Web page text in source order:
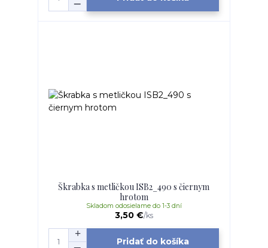
Škrabka s metličkou ISB2_490 s čiernym
hrotom
3,50 €/ks
Skladom odosielame do 1-3 dní
Pridať do košíka